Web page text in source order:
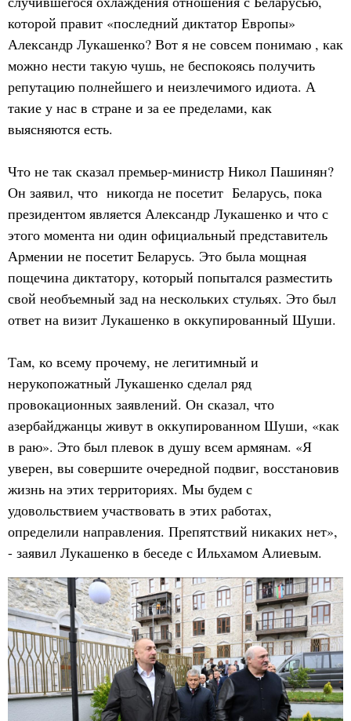
которой правит «последний диктатор Европы»
Александр Лукашенко? Вот я не совсем понимаю , как
можно нести такую чушь, не беспокоясь получить
репутацию полнейшего и неизлечимого идиота. А
такие у нас в стране и за ее пределами, как
выясняются есть.
Что не так сказал премьер-министр Никол Пашинян?
Он заявил, что никогда не посетит Беларусь, пока
президентом является Александр Лукашенко и что с
этого момента ни один официальный представитель
Армении не посетит Беларусь. Это была мощная
пощечина диктатору, который попытался разместить
свой необъемный зад на нескольких стульях. Это был
ответ на визит Лукашенко в оккупированный Шуши.
Там, ко всему прочему, не легитимный и
нерукопожатный Лукашенко сделал ряд
провокационных заявлений. Он сказал, что
азербайджанцы живут в оккупированном Шуши, «как
в раю». Это был плевок в душу всем армянам. «Я
уверен, вы совершите очередной подвиг, восстановив
жизнь на этих территориях. Мы будем с
удовольствием участвовать в этих работах,
определили направления. Препятствий никаких нет»,
- заявил Лукашенко в беседе с Ильхамом Алиевым.